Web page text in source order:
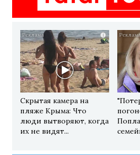
i
Скрытая камера на
пляже Крыма: Что
люди вытворяют, когда
их не видят...